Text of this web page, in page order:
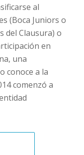
al
(Boca Juniors o
del Clausura) o
en
una
conoce a la
comenzó a